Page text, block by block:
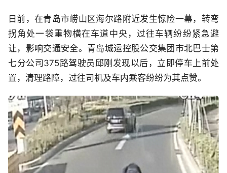
日前，在青岛市崂山区海尔路附近发生惊险一幕，转弯
拐角处一袋重物横在车道中央，过往车辆纷纷紧急避
让，影响交通安全。青岛城运控股公交集团市北巴士第
七分公司375路驾驶员邱刚发现以后，立即停车上前处
置，清理路障，过往司机及车内乘客纷纷为其点赞。